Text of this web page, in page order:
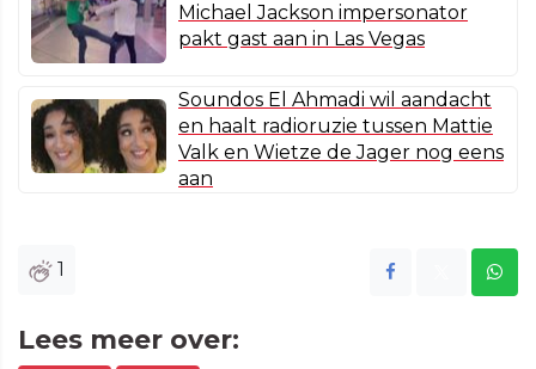
Michael Jackson impersonator
pakt gast aan in Las Vegas
Soundos El Ahmadi wil aandacht
en haalt radioruzie tussen Mattie
Valk en Wietze de Jager nog eens
aan
1
Lees meer over: